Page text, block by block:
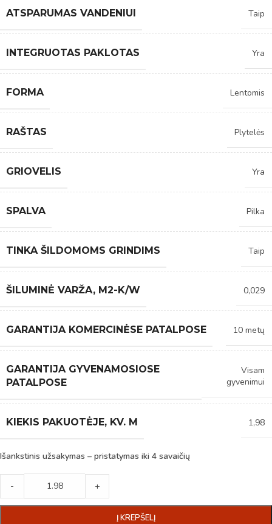
ATSPARUMAS VANDENIUI Taip
INTEGRUOTAS PAKLOTAS Yra
FORMA Lentomis
RAŠTAS Plytelės
GRIOVELIS Yra
SPALVA Pilka
TINKA ŠILDOMOMS GRINDIMS Taip
ŠILUMINĖ VARŽA, M2-K/W 0,029
GARANTIJA KOMERCINĖSE PATALPOSE 10 metų
GARANTIJA GYVENAMOSIOSE
PATALPOSE
Visam
gyvenimui
KIEKIS PAKUOTĖJE, KV. M 1,98
Išankstinis užsakymas – pristatymas iki 4 savaičių
- +
Į KREPŠELĮ